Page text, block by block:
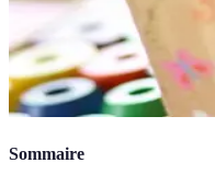
Sommaire